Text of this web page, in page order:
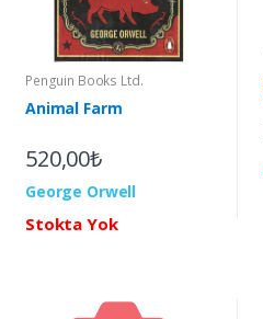
Penguin Books Ltd.
Animal Farm
520,00₺
George Orwell
Stokta Yok